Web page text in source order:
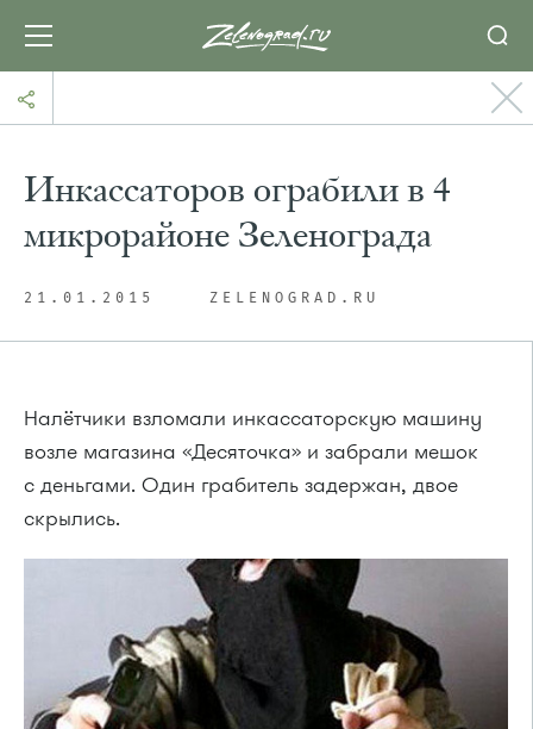
Инкассаторов ограбили в 4
микрорайоне Зеленограда
21.01.2015 ZELENOGRAD.RU
Налётчики взломали инкассаторскую машину
возле магазина «Десяточка» и забрали мешок
с деньгами. Один грабитель задержан, двое
скрылись.